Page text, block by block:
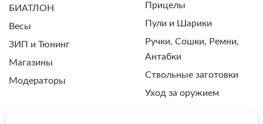
БИАТЛОН
Весы
ЗИП и Тюнинг
Магазины
Модераторы
Прицелы
Пули и Шарики
Ручки, Сошки, Ремни,
Антабки
Ствольные заготовки
Уход за оружием